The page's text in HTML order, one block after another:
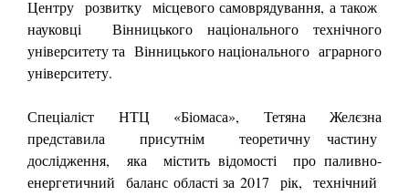
Центру розвитку місцевого самоврядування, а також
науковці Вінницького національного технічного
університету та Вінницького національного аграрного
університету.
Спеціаліст НТЦ «Біомаса», Тетяна Желєзна
представила присутнім теоретичну частину
дослідження, яка містить відомості про паливно-
енергетичний баланс області за 2017 рік, технічний